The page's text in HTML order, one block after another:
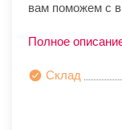
вам поможем с
Полное
Склад